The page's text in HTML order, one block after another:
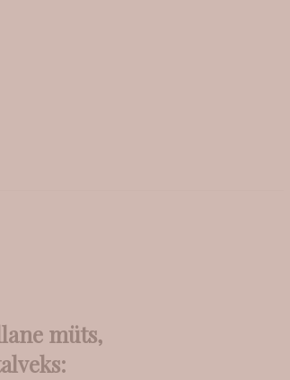
müts,